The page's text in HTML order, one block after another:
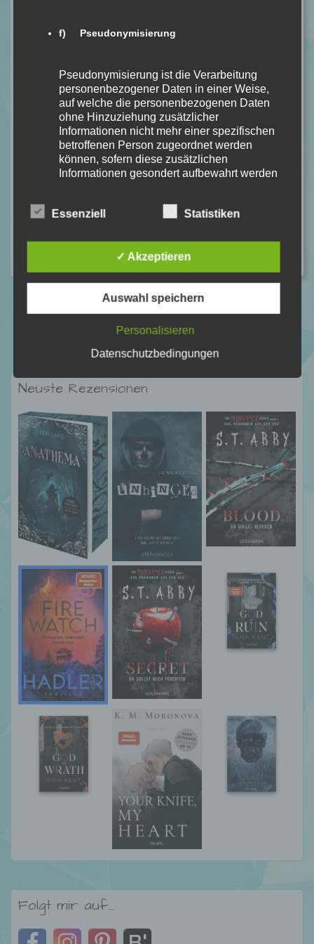
Mein Kommentar
Neuste Rezensionen
Folgt mir auf…
f) Pseudonymisierung
Pseudonymisierung ist die Verarbeitung
personenbezogener Daten in einer Weise,
auf welche die personenbezogenen Daten
ohne Hinzuziehung zusätzlicher
Informationen nicht mehr einer spezifischen
betroffenen Person zugeordnet werden
können, sofern diese zusätzlichen
Informationen gesondert aufbewahrt werden
Maßnahmen unterliegen, die gewährleisten,
dass die personenbezogenen Daten nicht
natürlichen Person zugewiesen werden.
g) Verantwortlicher oder für die Verarbeitung
Verantwortlicher
Verantwortlicher oder für die Verarbeitung
Verantwortlicher ist die natürliche oder
oder andere Stelle, die allein oder
und Mittel der Verarbeitung von
personenbezogenen Daten entscheidet.
Sind die Zwecke und Mittel dieser
Verarbeitung durch das Unionsrecht oder
das Recht der Mitgliedstaaten vorgegeben,
so kann der Verantwortliche
beziehungsweise können die bestimmten
Kriterien seiner Benennung nach dem
Unionsrecht oder dem Recht der
Mitgliedstaaten vorgesehen werden.
h) Auftragsverarbeiter
Auftragsverarbeiter ist eine natürliche oder
juristische Person, Behörde, Einrichtung
oder andere Stelle, die personenbezogene
Daten im Auftrag des Verantwortlichen
verarbeitet.
i) Empfänger
Empfänger ist eine natürliche oder juristische
Person, Behörde, Einrichtung oder andere
Stelle, der personenbezogene Daten
offengelegt werden, unabhängig davon, ob
es sich bei ihr um einen Dritten handelt oder
nicht. Behörden, die im Rahmen eines
Mitgliedstaaten möglicherweise
personenbezogene Daten erhalten, gelten
Essenziell Statistiken
✓ Akzeptieren
Auswahl speichern
Personalisieren
Datenschutzbedingungen